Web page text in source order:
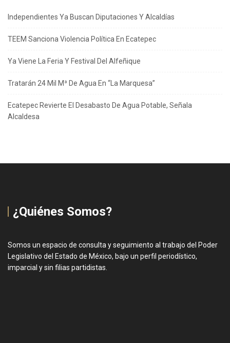
Independientes Ya Buscan Diputaciones Y Alcaldías
TEEM Sanciona Violencia Política En Ecatepec
Ya Viene La Feria Y Festival Del Alfeñique
Tratarán 24 Mil M³ De Agua En “La Marquesa”
Ecatepec Revierte El Desabasto De Agua Potable, Señala
Alcaldesa
¿Quiénes Somos?
Somos un espacio de consulta y seguimiento al trabajo del Poder
Legislativo del Estado de México, bajo un perfil periodístico,
imparcial y sin filias partidistas.